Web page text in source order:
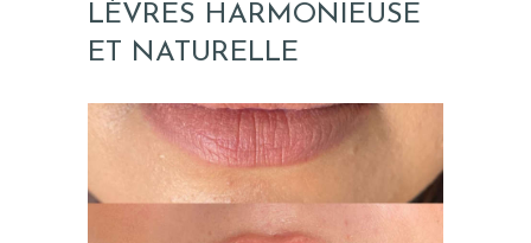
LÈVRES HARMONIEUSE
ET NATURELLE